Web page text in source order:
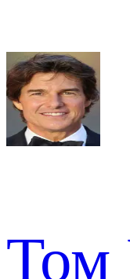
Том